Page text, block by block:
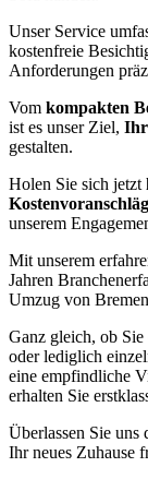
Unser Service
kostenfreie
Anforderungen
Vom kompakten
ist es unser Ziel,
gestalten.
Holen Sie sich jetzt
unserem
Mit unserem
Jahren
Umzug von
Ganz gleich, ob
oder lediglich
eine empfindliche
erhalten Sie
Überlassen Sie uns
Ihr neues Zuhause